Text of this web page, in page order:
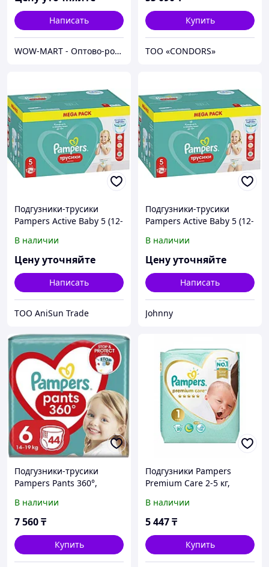
Написать
WOW-MART - Оптово-розничный Склад - товары на заказ до двери
Купить
ТОО «CONDORS»
Подгузники-трусики
Pampers Active Baby 5 (12-
В наличии
Цену уточняйте
Написать
ТОО AniSun Trade
Подгузники-трусики
Pampers Active Baby 5 (12-
В наличии
Цену уточняйте
Написать
Johnny
Подгузники-трусики
Pampers Pants 360°,
В наличии
7 560₸
Купить
Подгузники Pampers
Premium Care 2-5 кг,
В наличии
5 447₸
Купить